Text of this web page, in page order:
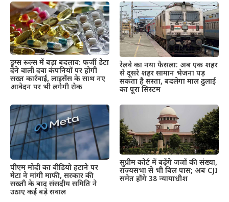
ड्रग्स रूल्स में बड़ा बदलाव: फर्जी डेटा
देने वाली दवा कंपनियों पर होगी
सख्त कार्रवाई, लाइसेंस के साथ नए
आवेदन पर भी लगेगी रोक
रेलवे का नया फैसला: अब एक शहर
से दूसरे शहर सामान भेजना पड़
सकता है सस्ता, बदलेगा माल ढुलाई
का पूरा सिस्टम
पीएम मोदी का वीडियो हटाने पर
मेटा ने मांगी माफी, सरकार की
सख्ती के बाद संसदीय समिति ने
उठाए कई बड़े सवाल
सुप्रीम कोर्ट में बढ़ेंगे जजों की संख्या,
राज्यसभा से भी बिल पास; अब CJI
समेत होंगे 38 न्यायाधीश